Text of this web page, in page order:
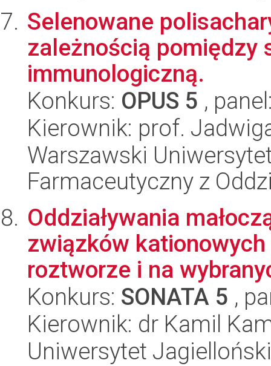
Selenowane
zależnością pomiędzy
immunologiczną.
Konkurs: OPUS 5 ,
Kierownik: prof.
Warszawski
Farmaceutyczny z
Oddziaływania
związków
roztworze i na
Konkurs: SONATA 5 ,
Kierownik: dr Kamil
Uniwersytet